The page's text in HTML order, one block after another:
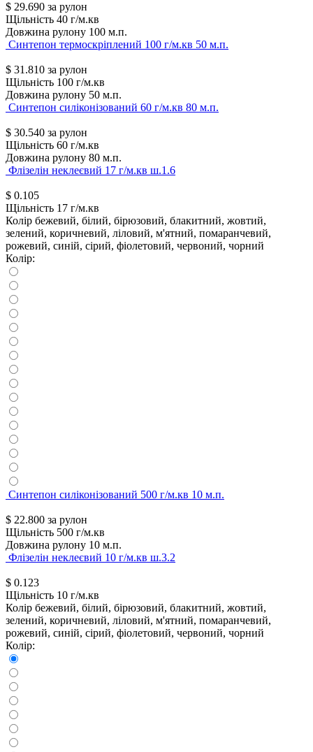
$ 29.690 за рулон
Щільність 40 г/м.кв
Довжина рулону 100 м.п.
Синтепон термоскріплений 100 г/м.кв 50 м.п.
$ 31.810 за рулон
Щільність 100 г/м.кв
Довжина рулону 50 м.п.
Синтепон силіконізований 60 г/м.кв 80 м.п.
$ 30.540 за рулон
Щільність 60 г/м.кв
Довжина рулону 80 м.п.
Флізелін неклеєвий 17 г/м.кв ш.1.6
$ 0.105
Щільність 17 г/м.кв
Колір бежевий, білий, бірюзовий, блакитний, жовтий,
зелений, коричневий, ліловий, м'ятний, помаранчевий,
рожевий, синій, сірий, фіолетовий, червоний, чорний
Колір:
Синтепон силіконізований 500 г/м.кв 10 м.п.
$ 22.800 за рулон
Щільність 500 г/м.кв
Довжина рулону 10 м.п.
Флізелін неклеєвий 10 г/м.кв ш.3.2
$ 0.123
Щільність 10 г/м.кв
Колір бежевий, білий, бірюзовий, блакитний, жовтий,
зелений, коричневий, ліловий, м'ятний, помаранчевий,
рожевий, синій, сірий, фіолетовий, червоний, чорний
Колір: